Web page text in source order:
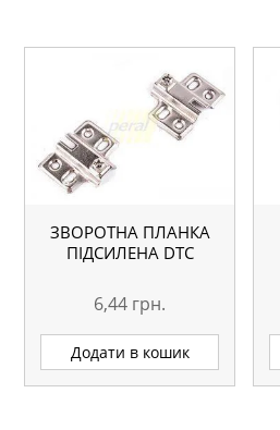
ЗВОРОТНА ПЛАНКА
ПІДСИЛЕНА DTC
6,44 грн.
Додати в кошик